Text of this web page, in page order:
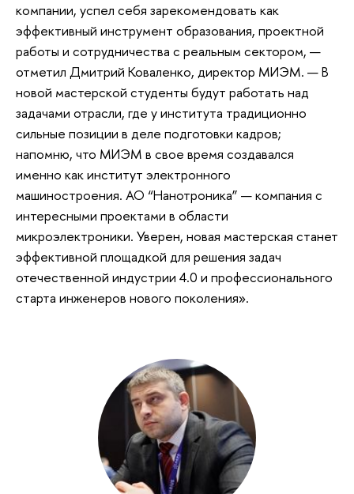
компании, успел себя зарекомендовать как
эффективный инструмент образования, проектной
работы и сотрудничества с реальным сектором, —
отметил Дмитрий Коваленко, директор МИЭМ. — В
новой мастерской студенты будут работать над
задачами отрасли, где у института традиционно
сильные позиции в деле подготовки кадров;
напомню, что МИЭМ в свое время создавался
именно как институт электронного
машиностроения. АО “Нанотроника” — компания с
интересными проектами в области
микроэлектроники. Уверен, новая мастерская станет
эффективной площадкой для решения задач
отечественной индустрии 4.0 и профессионального
старта инженеров нового поколения».